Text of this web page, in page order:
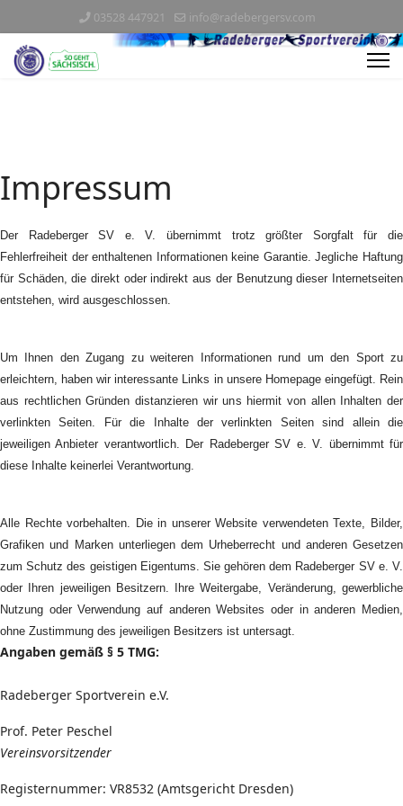
03528 447921 info@radebergersv.com
Impressum
Der Radeberger SV e. V. übernimmt trotz größter Sorgfalt für die
Fehlerfreiheit der enthaltenen Informationen keine Garantie. Jegliche Haftung
für Schäden, die direkt oder indirekt aus der Benutzung dieser Internetseiten
entstehen, wird ausgeschlossen.
Um Ihnen den Zugang zu weiteren Informationen rund um den Sport zu
erleichtern, haben wir interessante Links in unsere Homepage eingefügt. Rein
aus rechtlichen Gründen distanzieren wir uns hiermit von allen Inhalten der
verlinkten Seiten. Für die Inhalte der verlinkten Seiten sind allein die
jeweiligen Anbieter verantwortlich. Der Radeberger SV e. V. übernimmt für
diese Inhalte keinerlei Verantwortung.
Alle Rechte vorbehalten. Die in unserer Website verwendeten Texte, Bilder,
Grafiken und Marken unterliegen dem Urheberrecht und anderen Gesetzen
zum Schutz des geistigen Eigentums. Sie gehören dem Radeberger SV e. V.
oder Ihren jeweiligen Besitzern. Ihre Weitergabe, Veränderung, gewerbliche
Nutzung oder Verwendung auf anderen Websites oder in anderen Medien,
ohne Zustimmung des jeweiligen Besitzers ist untersagt.
Angaben gemäß § 5 TMG:
Radeberger Sportverein e.V.
Prof. Peter Peschel
Vereinsvorsitzender
Registernummer: VR8532 (Amtsgericht Dresden)